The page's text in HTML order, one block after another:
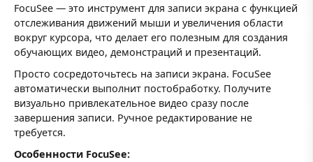
FocuSee — это инструмент для записи экрана с функцией
отслеживания движений мыши и увеличения области
вокруг курсора, что делает его полезным для создания
обучающих видео, демонстраций и презентаций.
Просто сосредоточьтесь на записи экрана. FocuSee
автоматически выполнит постобработку. Получите
визуально привлекательное видео сразу после
завершения записи. Ручное редактирование не
требуется.
Особенности FocuSee: